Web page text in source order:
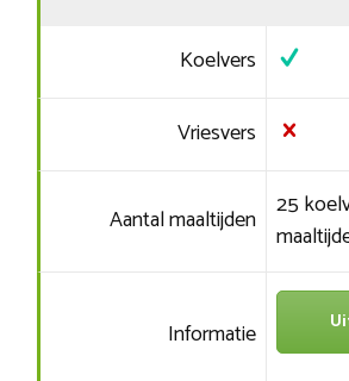
Koelvers
Vriesvers
Aantal maaltijden 25
Informatie